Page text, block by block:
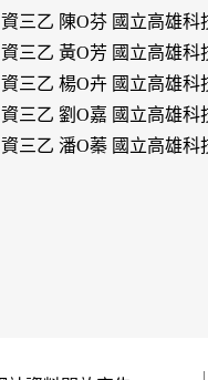
資三乙 陳O芬 國立高雄科
資三乙 黃O芳 國立高雄科
資三乙 楊O卉 國立高雄科
資三乙 劉O嘉 國立高雄科
資三乙 潘O蓁 國立高雄科